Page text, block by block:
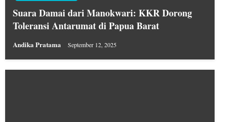
Suara Damai dari Manokwari: KKR Dorong
Toleransi Antarumat di Papua Barat
Andika Pratama September 12, 2025